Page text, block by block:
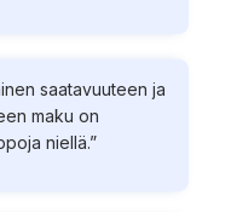
saatavuuteen ja
maku on
niellä.”